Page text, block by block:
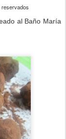
al Baño María